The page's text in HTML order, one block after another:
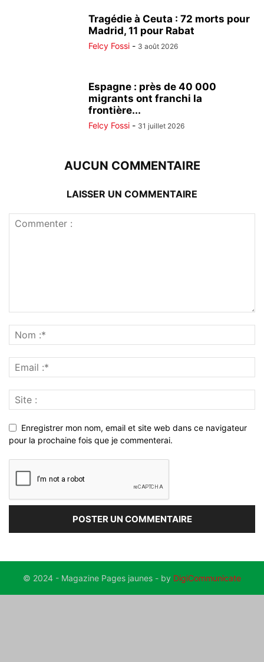
Tragédie à Ceuta : 72 morts pour
Madrid, 11 pour Rabat
Felcy Fossi - 3 août 2026
Espagne : près de 40 000
migrants ont franchi la
frontière...
Felcy Fossi - 31 juillet 2026
AUCUN COMMENTAIRE
LAISSER UN COMMENTAIRE
Enregistrer mon nom, email et site web dans ce navigateur
pour la prochaine fois que je commenterai.
© 2024 - Magazine Pages jaunes - by DigiCommunicate